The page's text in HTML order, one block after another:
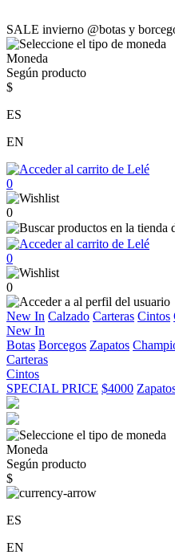
SALE invierno @botas y
Moneda
Según producto
$
ES
EN
0
0
0
0
New In Calzado Carteras Cintos
New In
Botas Borcegos Zapatos
Carteras
Cintos
SPECIAL PRICE $4000
Moneda
Según producto
$
ES
EN